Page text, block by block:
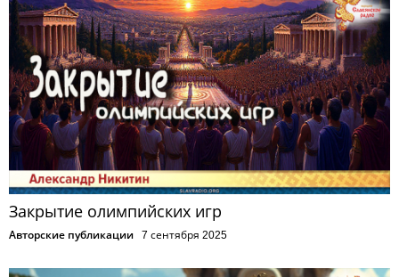
Закрытие олимпийских игр
Авторские публикации 7 сентября 2025